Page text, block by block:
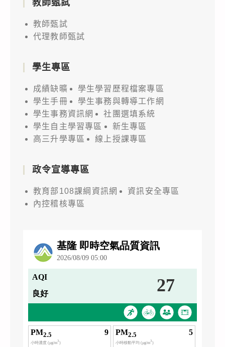
教師甄試
教師甄試
代理教師甄試
學生專區
成績缺曠
學生學習歷程檔案專區
學生手冊
學生事務與轉導工作網
學生事務資訊網
社團選填系統
學生自主學習專區
新生專區
高三升學專區
線上授課專區
政令宣導專區
教育部108課綱資訊網
資訊安全專區
內控稽核專區